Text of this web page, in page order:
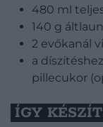
480 ml
140 g
2 evőkanál
a
pillecukor
ÍGY